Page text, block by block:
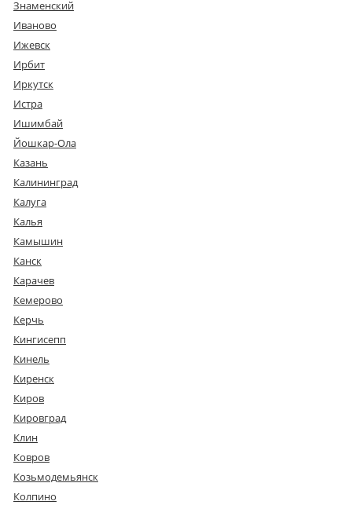
Знаменский
Иваново
Ижевск
Ирбит
Иркутск
Истра
Ишимбай
Йошкар-Ола
Казань
Калининград
Калуга
Калья
Камышин
Канск
Карачев
Кемерово
Керчь
Кингисепп
Кинель
Киренск
Киров
Кировград
Клин
Ковров
Козьмодемьянск
Колпино